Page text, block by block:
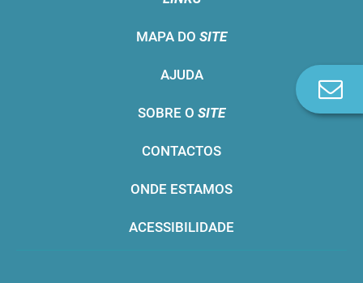
MAPA DO SITE
AJUDA
SOBRE O SITE
CONTACTOS
ONDE ESTAMOS
ACESSIBILIDADE